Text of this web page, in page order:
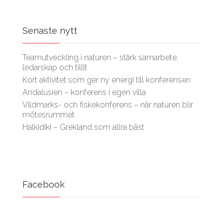
Senaste nytt
Teamutveckling i naturen – stärk samarbete,
ledarskap och tillit
Kort aktivitet som ger ny energi till konferensen
Andalusien – konferens i egen villa
Vildmarks- och fiskekonferens – när naturen blir
mötesrummet
Halkidiki – Grekland som allra bäst
Facebook